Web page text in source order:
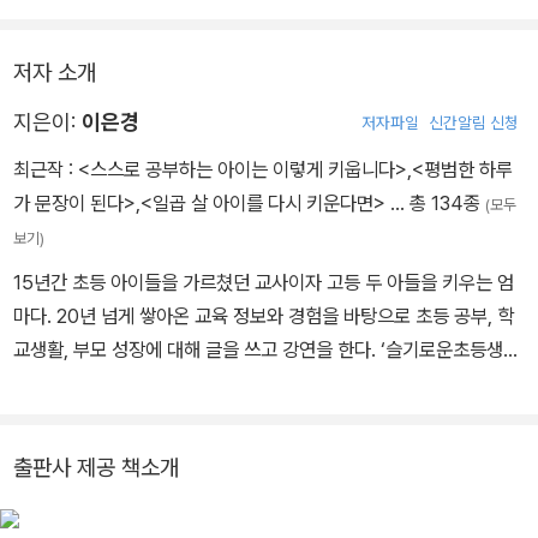
저자 소개
지은이: 이은경 저자파일 신간알림 신청
최근작 : <스스로 공부하는 아이는 이렇게 키웁니다>,<평범한 하루
가 문장이 된다>,<일곱 살 아이를 다시 키운다면> … 총 134종 (모두
보기)
15년간 초등 아이들을 가르쳤던 교사이자 고등 두 아들을 키우는 엄
마다. 20년 넘게 쌓아온 교육 정보와 경험을 바탕으로 초등 공부, 학
교생활, 부모 성장에 대해 글을 쓰고 강연을 한다. ‘슬기로운초등생
일력 365》, 《부모의 말 공부》, 《나는 다정한 관찰자가 되기로 했다》,
《초등 매일 공부의 힘》, 《일곱 살 아이를 다시 키운다면》, 《평범한 하
출판사 제공 책소개